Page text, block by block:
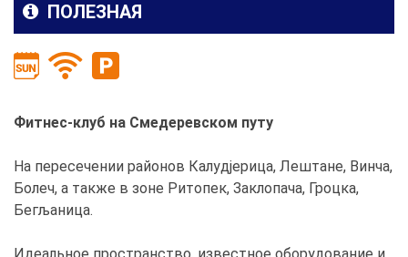
ПОЛЕЗНАЯ
Фитнес-клуб на Смедеревском путу
На пересечении районов Калудјерица, Лештане, Винча,
Болеч, а также в зоне Ритопек, Заклопача, Гроцка,
Бегљаница.